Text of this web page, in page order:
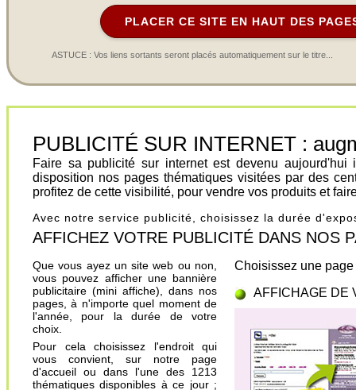
PLACER CE SITE EN HAUT DES
ASTUCE : Vos liens sortants seront placés automatiquement sur le titre...
PUBLICITÉ SUR INTERNET :
Faire sa publicité sur internet est devenu
disposition nos pages thématiques visitées par des
profitez de cette visibilité, pour vendre vos produits et
Avec notre service publicité, choisissez la durée
AFFICHEZ VOTRE PUBLICITÉ DANS NOS
Que vous ayez un site web ou non,
vous pouvez afficher une bannière
publicitaire (mini affiche), dans nos
pages, à n'importe quel moment de
l'année, pour la durée de votre
choix.
Pour cela choisissez l'endroit qui
vous convient, sur notre page
d'accueil ou dans l'une des 1213
thématiques disponibles à ce jour ;
Choisissez une
AFFICHAGE DE